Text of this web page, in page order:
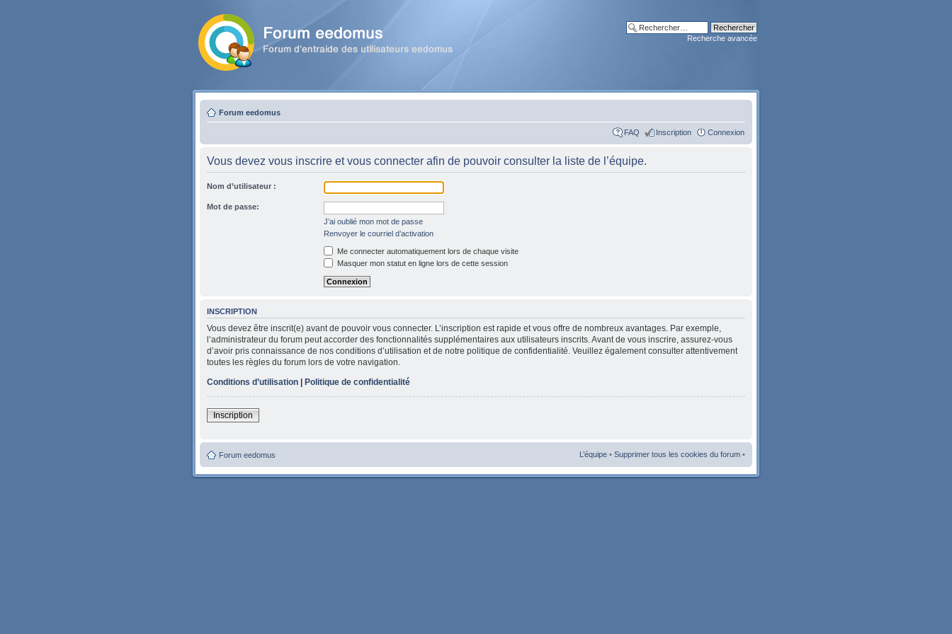
Recherche avancée
Forum eedomus
FAQ Inscription Connexion
Vous devez vous inscrire et vous connecter afin de pouvoir consulter la liste de l’équipe.
Nom d’utilisateur :
Mot de passe:
J’ai oublié mon mot de passe
Renvoyer le courriel d’activation
Me connecter automatiquement lors de chaque visite
Masquer mon statut en ligne lors de cette session
INSCRIPTION
Vous devez être inscrit(e) avant de pouvoir vous connecter. L’inscription est rapide et vous offre de nombreux avantages. Par exemple,
l’administrateur du forum peut accorder des fonctionnalités supplémentaires aux utilisateurs inscrits. Avant de vous inscrire, assurez-vous
d’avoir pris connaissance de nos conditions d’utilisation et de notre politique de confidentialité. Veuillez également consulter attentivement
toutes les règles du forum lors de votre navigation.
Conditions d’utilisation | Politique de confidentialité
Inscription
Forum eedomus L’équipe • Supprimer tous les cookies du forum •